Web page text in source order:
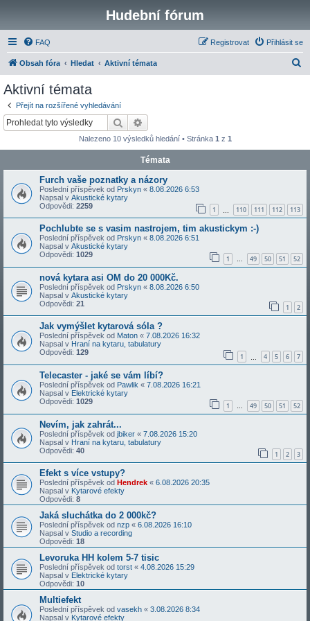
Hudební fórum
FAQ Přihlásit se
Registrovat
Obsah fóra Hledat Aktivní témata
Aktivní témata
Přejít na rozšířené vyhledávání
Hledat
Nalezeno 10 výsledků hledání • Stránka 1 z 1
Témata
Furch vaše poznatky a názory
Poslední příspěvek od Prskyn « 8.08.2026 6:53
Napsal v Akustické kytary
Odpovědi: 2259 1 110 111 112 113
Pochlubte se s vasim nastrojem, tim akustickym :-)
Poslední příspěvek od Prskyn « 8.08.2026 6:51
Napsal v Akustické kytary
Odpovědi: 1029 1 … 49 50 51 52
nová kytara asi OM do 20 000Kč.
Poslední příspěvek od Prskyn « 8.08.2026 6:50
Napsal v Akustické kytary
Odpovědi: 21 1 2
Jak vymýšlet kytarová sóla ?
Poslední příspěvek od Maton « 7.08.2026 16:32
Napsal v Hraní na kytaru, tabulatury
Odpovědi: 129 1 4 5 6 7
Telecaster - jaké se vám líbí?
Poslední příspěvek od Pawlik « 7.08.2026 16:21
Napsal v Elektrické kytary
Odpovědi: 1029 1 … 49 50 51 52
Nevím, jak zahrát...
Poslední příspěvek od jbiker « 7.08.2026 15:20
Napsal v Hraní na kytaru, tabulatury
Odpovědi: 40 1 2 3
Efekt s více vstupy?
Poslední příspěvek od Hendrek « 6.08.2026 20:35
Napsal v Kytarové efekty
Odpovědi: 8
Jaká sluchátka do 2 000kč?
Poslední příspěvek od nzp « 6.08.2026 16:10
Napsal v Studio a recording
Odpovědi: 18
Levoruka HH kolem 5-7 tisic
Poslední příspěvek od torst « 4.08.2026 15:29
Napsal v Elektrické kytary
Odpovědi: 10
Multiefekt
Poslední příspěvek od vasekh « 3.08.2026 8:34
Napsal v Kytarové efekty